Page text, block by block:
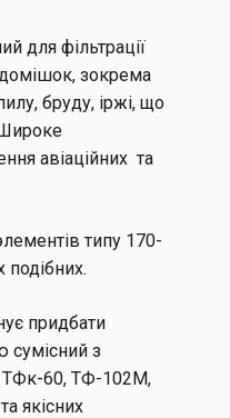
для фільтрації
зокрема
бруду, іржі, що
авіаційних та
типу 170-
придбати
сумісний з
60, ТФ-102М,
якісних